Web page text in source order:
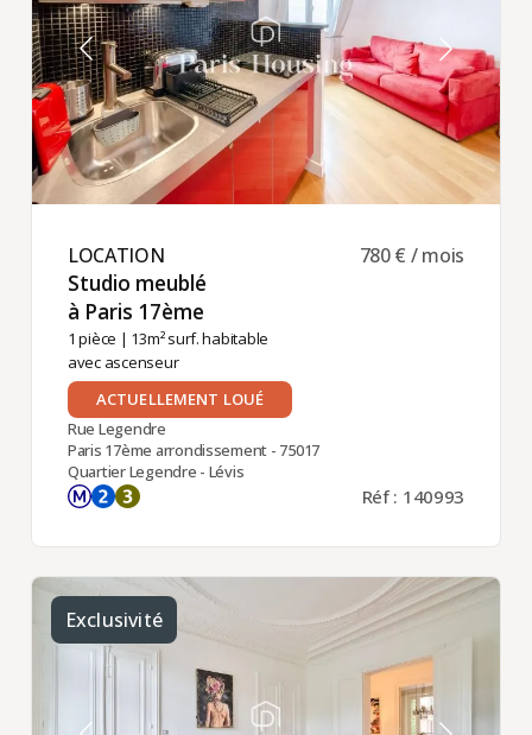
LOCATION ​
Studio meublé
à Paris 17ème ​
1 pièce | 13m² surf. habitable
avec ascenseur
780 € / mois
ACTUELLEMENT LOUÉ
Rue Legendre
Paris 17ème arrondissement - 75017
Quartier Legendre - Lévis
Réf : 140993
Exclusivité